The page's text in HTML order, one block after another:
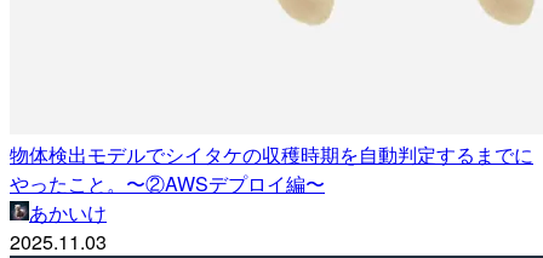
物体検出モデルでシイタケの収穫時期を自動判定するまでに
やったこと。〜②AWSデプロイ編〜
あかいけ
2025.11.03